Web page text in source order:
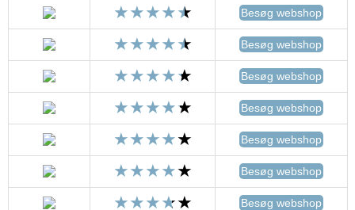
Besøg webshop
Besøg webshop
Besøg webshop
Besøg webshop
Besøg webshop
Besøg webshop
Besøg webshop